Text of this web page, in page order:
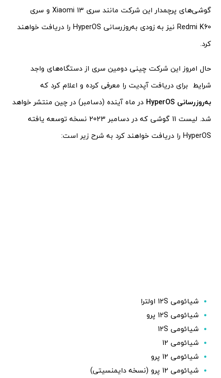
گوشی‌های پرچمدار این شرکت مانند سری Xiaomi 13 و سری
Redmi K60 نیز به زودی به‌روزرسانی HyperOS را دریافت خواهند
کرد.
حال امروز این شرکت چینی دومین سری از دستگاه‌های واجد
شرایط برای دریافت آپدیت را معرفی کرده و اعلام کرد که
به‌روزرسانی HyperOS
در ماه آینده (دسامبر) در چین منتشر خواهد
شد. لیست 11 گوشی که در دسامبر 2023 نسخه توسعه‌ یافته
HyperOS را دریافت خواهند کرد به شرح زیر است:
شیائومی 12S اولترا
شیائومی 12S پرو
شیائومی 12S
شیائومی 12
شیائومی 12 پرو
شیائومی 12 پرو (نسخه دایمنسیتی)